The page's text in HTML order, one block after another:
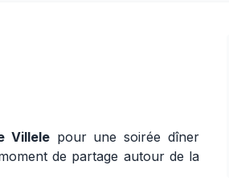
Villelepour une soirée dîner
de partage autour de la